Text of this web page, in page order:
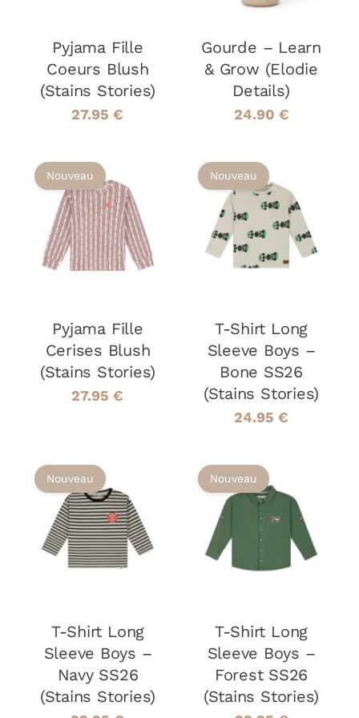
OPTIONS
PEUVENT
ÊTRE
CHOISIES
SUR
PRODUIT
Pyjama Fille
Coeurs Blush
(Stains Stories)
27.95€
Gourde – Learn
& Grow (Elodie
Details)
24.90 €
CHOIX DES
OPTIONS CE
PRODUIT
A
PLUSIEURS
OPTIONS
PEUVENT
ÊTRE
CHOISIES
SUR
/
DÉTAILS
Nouveau
Pyjama Fille
Cerises Blush
(Stains Stories)
27.95€
CHOIX DES
OPTIONS CE
PRODUIT
A
OPTIONS
PEUVENT
ÊTRE
CHOISIES
SUR
LA
PAGE
/
DÉTAILS
Nouveau
T-Shirt Long
Sleeve Boys –
Bone SS26
(Stains Stories)
24.95 €
CHOIX DES
OPTIONS CE
PRODUIT
A
OPTIONS
PEUVENT
ÊTRE
CHOISIES
SUR
LA
/
DÉTAILS
Nouveau
T-Shirt Long
Sleeve Boys –
Navy SS26
(Stains Stories)
CHOIX DES
OPTIONS
PRODUIT
A
OPTIONS
PEUVENT
ÊTRE
CHOISIES
SUR
LA
DÉTAILS
Nouveau
T-Shirt Long
Sleeve Boys –
Forest SS26
(Stains Stories)